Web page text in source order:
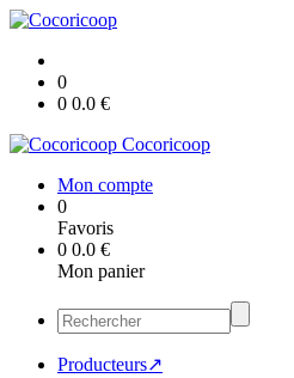
0
0 0.0 €
Cocoricoop
Mon compte
0
Favoris
0 0.0 €
Mon panier
Producteurs↗